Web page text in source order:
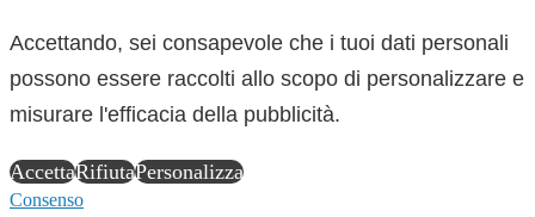
Accettando, sei consapevole che i tuoi dati personali
possono essere raccolti allo scopo di personalizzare e
misurare l'efficacia della pubblicità.
AccettaRifiutaPersonalizza
Consenso